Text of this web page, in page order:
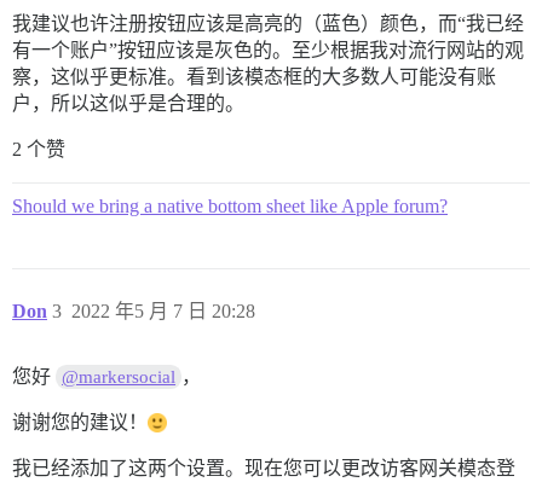
我建议也许注册按钮应该是高亮的（蓝色）颜色，而“我已经
有一个账户”按钮应该是灰色的。至少根据我对流行网站的观
察，这似乎更标准。看到该模态框的大多数人可能没有账
户，所以这似乎是合理的。
2 个赞
Should we bring a native bottom sheet like Apple forum?
Don 2022 年5 月 7 日 20:28
3
您好 @markersocial ，
谢谢您的建议！
我已经添加了这两个设置。现在您可以更改访客网关模态登